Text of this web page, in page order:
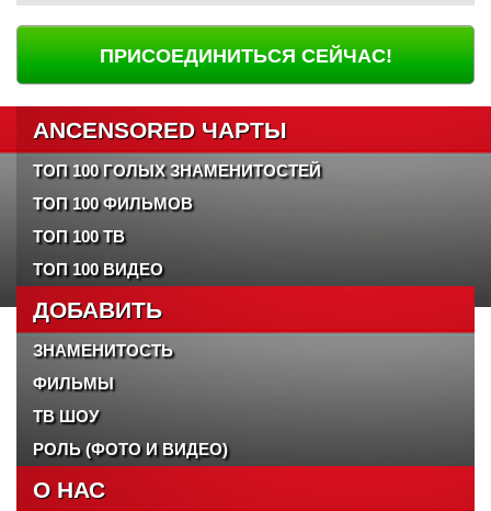
ПРИСОЕДИНИТЬСЯ СЕЙЧАС!
ANCENSORED ЧАРТЫ
ТОП 100 ГОЛЫХ ЗНАМЕНИТОСТЕЙ
ТОП 100 ФИЛЬМОВ
ТОП 100 ТВ
ТОП 100 ВИДЕО
ДОБАВИТЬ
ЗНАМЕНИТОСТЬ
ФИЛЬМЫ
ТВ ШОУ
РОЛЬ (ФОТО И ВИДЕО)
О НАС